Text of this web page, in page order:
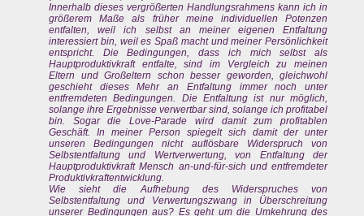
Innerhalb dieses vergrößerten Handlungsrahmens kann ich in
größerem Maße als früher meine individuellen Potenzen
entfalten, weil ich selbst an meiner eigenen Entfaltung
interessiert bin, weil es Spaß macht und meiner Persönlichkeit
entspricht. Die Bedingungen, dass ich mich selbst als
Hauptproduktivkraft entfalte, sind im Vergleich zu meinen
Eltern und Großeltern schon besser geworden, gleichwohl
geschieht dieses Mehr an Entfaltung immer noch unter
entfremdeten Bedingungen. Die Entfaltung ist nur möglich,
solange ihre Ergebnisse verwertbar sind, solange ich profitabel
bin. Sogar die Love-Parade wird damit zum profitablen
Geschäft. In meiner Person spiegelt sich damit der unter
unseren Bedingungen nicht auflösbare Widerspruch von
Selbstentfaltung und Wertverwertung, von Entfaltung der
Hauptproduktivkraft Mensch an-und-für-sich und entfremdeter
Produktivkraftentwicklung.
Wie sieht die Aufhebung des Widerspruches von
Selbstentfaltung und Verwertungszwang in Überschreitung
unserer Bedingungen aus? Es geht um die Umkehrung des